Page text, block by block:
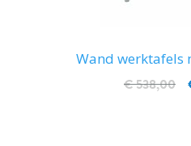
Wand werktafels
€ 538,00